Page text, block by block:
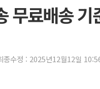
무료배송
종수정 : 2025년12월12일